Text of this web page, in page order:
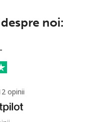
9 min pentru
min pentru
noi:
opinii